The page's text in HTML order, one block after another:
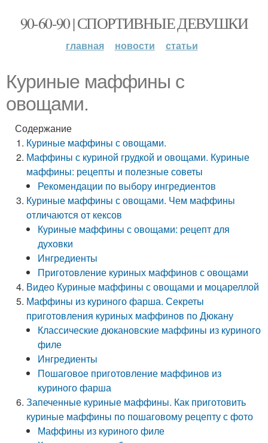
90-60-90 | СПОРТИВНЫЕ ДЕВУШКИ
главная новости статьи
Куриные маффины с
овощами.
Содержание
Куриные маффины с овощами.
Маффины с куриной грудкой и овощами. Куриные
маффины: рецепты и полезные советы
Рекомендации по выбору ингредиентов
Куриные маффины с овощами. Чем маффины
отличаются от кексов
Куриные маффины с овощами: рецепт для
духовки
Ингредиенты
Приготовление куриных маффинов с овощами
Видео Куриные маффины с овощами и моцареллой
Маффины из куриного фарша. Секреты
приготовления куриных маффинов по Дюкану
Классические дюкановские маффины из куриного
филе
Ингредиенты
Пошаговое приготовление маффинов из
куриного фарша
Запеченные куриные маффины. Как приготовить
куриные маффины по пошаговому рецепту с фото
Маффины из куриного филе